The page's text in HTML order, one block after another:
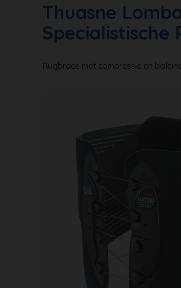
Thuasne
Specialistische
Rugbrace met compressie en